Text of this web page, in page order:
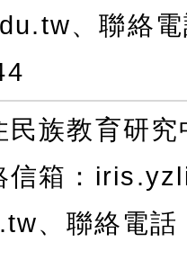
、聯絡
民族教育研究
信箱：
、聯絡電